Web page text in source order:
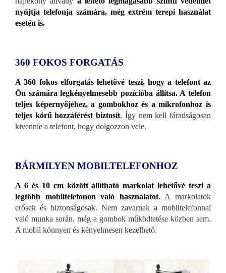
nyújtja telefonja számára, még extrém terepi használat
esetén is.
360 FOKOS FORGATÁS
A 360 fokos elforgatás lehetővé teszi, hogy a telefont az
Ön számára legkényelmesebb pozícióba állítsa. A telefon
teljes képernyőjéhez, a gombokhoz és a mikrofonhoz is
teljes körű hozzáférést biztosít. Így nem kell fáradságosan
kivennie a telefont, hogy dolgozzon vele.
BÁRMILYEN MOBILTELEFONHOZ
A 6 és 10 cm között állítható markolat lehetővé teszi a
legtöbb mobiltelefonon való használatot. A markolatok
erősek és biztonságosak. Nem zavarnak a mobiltelefonnal
való munka során, még a gombok működtetése közben sem.
A mobil könnyen és kényelmesen kezelhető.